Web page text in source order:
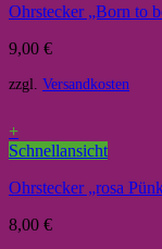
Ohrstecker „Born to
9,00 €
zzgl. Versandkosten
+
Schnellansicht
Ohrstecker „rosa
8,00 €